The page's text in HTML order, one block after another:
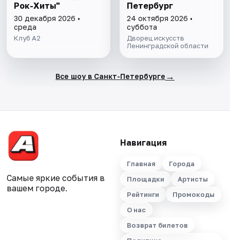
Рок-Хиты"
30 декабря 2026 •
среда
Клуб A2
Петербург
24 октября 2026 •
суббота
Дворец искусств
Ленинградской области
Все шоу в Санкт-Петербурге →
Самые яркие события в
вашем городе.
Навигация
Главная
Города
Площадки
Артисты
Рейтинги
Промокоды
О нас
Возврат билетов